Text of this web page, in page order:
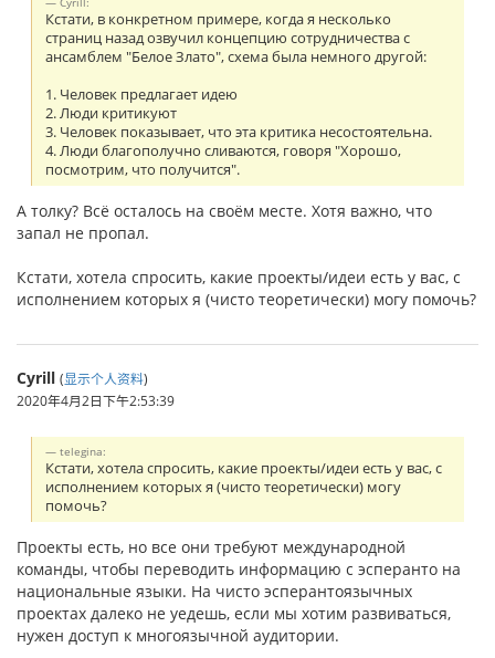
Кстати, в конкретном примере, когда я несколько
страниц назад озвучил концепцию сотрудничества с
ансамблем "Белое Злато", схема была немного другой:
1. Человек предлагает идею
2. Люди критикуют
3. Человек показывает, что эта критика несостоятельна.
4. Люди благополучно сливаются, говоря "Хорошо,
посмотрим, что получится".
А толку? Всё осталось на своём месте. Хотя важно, что
запал не пропал.
Кстати, хотела спросить, какие проекты/идеи есть у вас, с
исполнением которых я (чисто теоретически) могу помочь?
Cyrill (显示个人资料)
2020年4月2日下午2:53:39
telegina:
Кстати, хотела спросить, какие проекты/идеи есть у вас, с
исполнением которых я (чисто теоретически) могу
помочь?
Проекты есть, но все они требуют международной
команды, чтобы переводить информацию с эсперанто на
национальные языки. На чисто эсперантоязычных
проектах далеко не уедешь, если мы хотим развиваться,
нужен доступ к многоязычной аудитории.